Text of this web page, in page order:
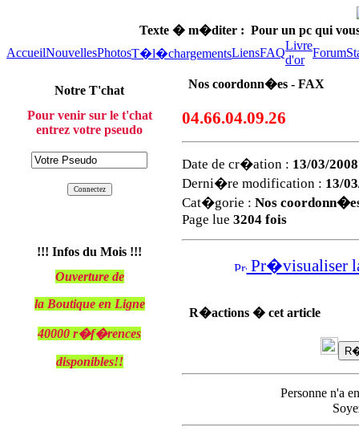
Texte � m�diter : Pour un pc qui
AccueilNouvellesPhotosT�l�chargementsLiensFAQ
Livre
d'or
Forum
Notre T'chat
Pour venir sur le t'chat
entrez votre pseudo
!!! Infos du Mois !!!
Ouverture de
la Boutique en Ligne
40000 r�f�rences
disponibles!!
Nos coordonn�es - FAX
04.66.04.09.26
Date de cr�ation : 13/03/
Derni�re modification : 13/
Cat�gorie : Nos
Page lue 3204 fois
Pr�visualiser
R�actions � cet article
Personne n'a